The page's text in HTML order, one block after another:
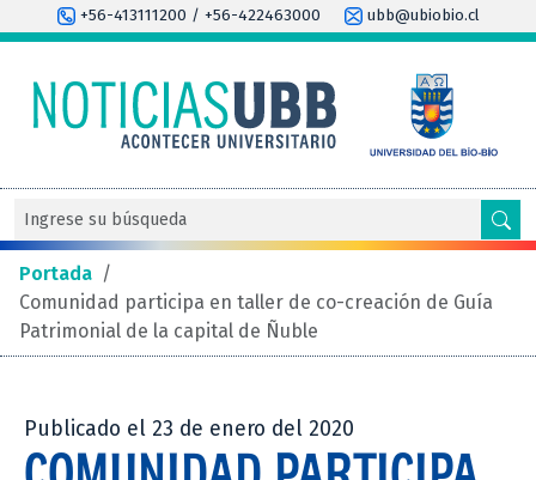
+56-413111200 / +56-422463000 ubb@ubiobio.cl
Portada /
Comunidad participa en taller de co-creación de Guía
Patrimonial de la capital de Ñuble
Publicado el 23 de enero del 2020